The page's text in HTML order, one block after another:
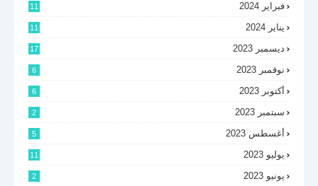
فبراير 2024 11
يناير 2024 11
ديسمبر 2023 17
نوفمبر 2023 6
أكتوبر 2023 6
سبتمبر 2023 2
أغسطس 2023 5
يوليو 2023 11
يونيو 2023 2